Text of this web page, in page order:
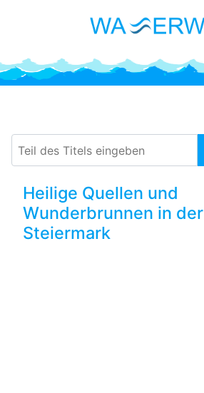
Heilige Quellen und
Wunderbrunnen in der
Steiermark